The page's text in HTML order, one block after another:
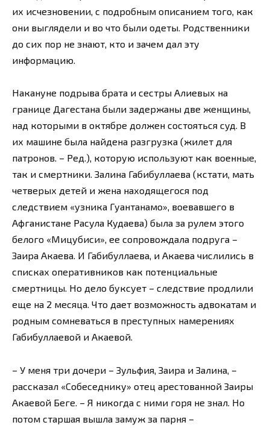
их исчезновении, с подробным описанием того, как
они выглядели и во что были одеты. Родственники
до сих пор не знают, кто и зачем дал эту
информацию.
Накануне подрыва брата и сестры Алиевых на
границе Дагестана были задержаны две женщины,
над которыми в октябре должен состояться суд. В
их машине была найдена разгрузка (жилет для
патронов. – Ред.), которую используют как военные,
так и смертники. Залина Габибуллаева (кстати, мать
четверых детей и жена находящегося под
следствием «узника Гуантанамо», воевавшего в
Афганистане Расула Кудаева) была за рулем этого
белого «Мицубиси», ее сопровождала подруга –
Заира Акаева. И Габибуллаева, и Акаева числились в
списках оперативников как потенциальные
смертницы. Но дело буксует – следствие продлили
еще на 2 месяца. Что дает возможность адвокатам и
родным сомневаться в преступных намерениях
Габибуллаевой и Акаевой.
– У меня три дочери – Зульфия, Заира и Залина, –
рассказал «Собеседнику» отец арестованной Заиры
Акаевой Беге. – Я никогда с ними горя не знал. Но
потом старшая вышла замуж за парня –